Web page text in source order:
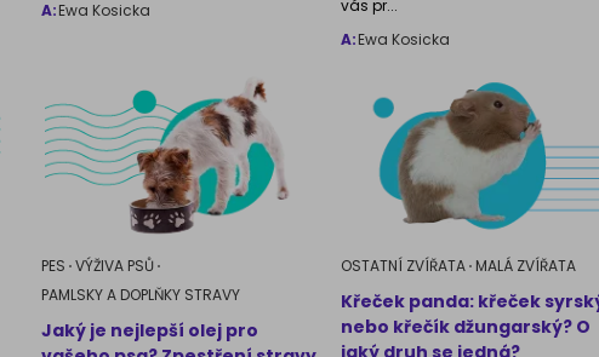
A:Ewa Kosicka
vás pr...
A:Ewa Kosicka
PES VÝŽIVA PSŮ
PAMLSKY A DOPLŇKY STRAVY
Jaký je nejlepší olej pro
OSTATNÍ ZVÍŘATA MALÁ ZVÍŘATA
Křeček panda: křeček
nebo křečík džungarský? O
jaký druh se jedná?